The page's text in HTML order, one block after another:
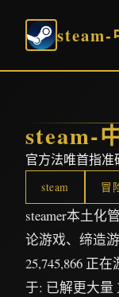
steam-
steam-
官方法唯首指准
steam 冒
steamer本土化
论游戏、缔造
25,745,866 正
于: 已解更大量